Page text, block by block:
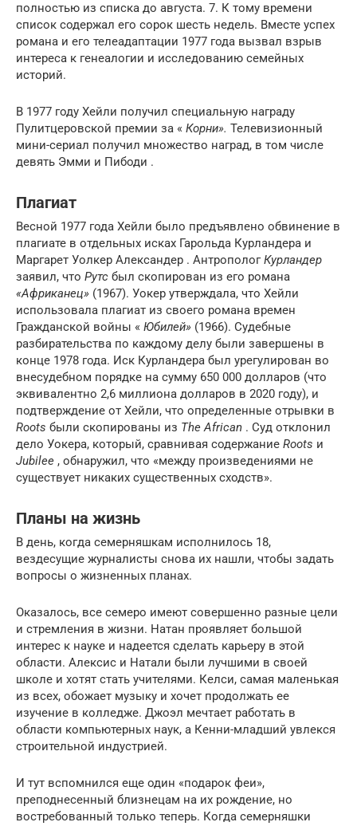
полностью из списка до августа. 7. К тому времени
список содержал его сорок шесть недель. Вместе успех
романа и его телеадаптации 1977 года вызвал взрыв
интереса к генеалогии и исследованию семейных
историй.
В 1977 году Хейли получил специальную награду
Пулитцеровской премии за « Корни». Телевизионный
мини-сериал получил множество наград, в том числе
девять Эмми и Пибоди .
Плагиат
Весной 1977 года Хейли было предъявлено обвинение в
плагиате в отдельных исках Гарольда Курландера и
Маргарет Уолкер Александер . АнтропологКурландер
заявил, что Рутс был скопирован из его романа
«Африканец» (1967). Уокер утверждала, что Хейли
использовала плагиат из своего романа времен
Гражданской войны « Юбилей» (1966). Судебные
разбирательства по каждому делу были завершены в
конце 1978 года. Иск Курландера был урегулирован во
внесудебном порядке на сумму 650 000 долларов (что
эквивалентно 2,6 миллиона долларов в 2020 году), и
подтверждение от Хейли, что определенные отрывки в
Roots были скопированы из The African . Суд отклонил
дело Уокера, который, сравнивая содержание Roots и
Jubilee , обнаружил, что «между произведениями не
существует никаких существенных сходств».
Планы на жизнь
В день, когда семерняшкам исполнилось 18,
вездесущие журналисты снова их нашли, чтобы задать
вопросы о жизненных планах.
Оказалось, все семеро имеют совершенно разные цели
и стремления в жизни. Натан проявляет большой
интерес к науке и надеется сделать карьеру в этой
области. Алексис и Натали были лучшими в своей
школе и хотят стать учителями. Келси, самая маленькая
из всех, обожает музыку и хочет продолжать ее
изучение в колледже. Джоэл мечтает работать в
области компьютерных наук, а Кенни-младший увлекся
строительной индустрией.
И тут вспомнился еще один «подарок феи»,
преподнесенный близнецам на их рождение, но
востребованный только теперь. Когда семерняшки